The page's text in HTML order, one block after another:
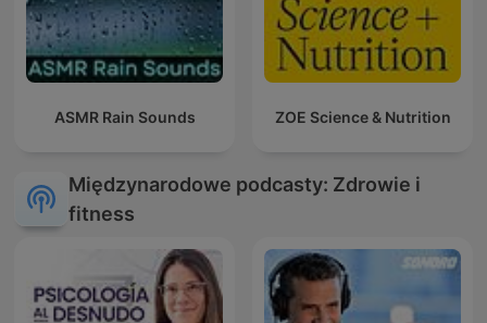
ASMR Rain Sounds ZOE Science & Nutrition
Międzynarodowe podcasty: Zdrowie i
fitness